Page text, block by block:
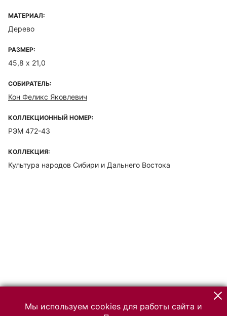
МАТЕРИАЛ:
Дерево
РАЗМЕР:
45,8 х 21,0
СОБИРАТЕЛЬ:
Кон Феликс Яковлевич
КОЛЛЕКЦИОННЫЙ НОМЕР:
РЭМ 472-43
КОЛЛЕКЦИЯ:
Культура народов Сибири и Дальнего Востока
Мы используем cookies для работы сайта и